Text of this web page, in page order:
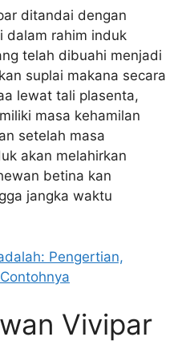
ditandai dengan
dalam rahim induk
telah dibuahi menjadi
suplai makana secara
lewat tali plasenta,
masa kehamilan
setelah masa
akan melahirkan
betina kan
jangka waktu
Pengertian,
Vivipar